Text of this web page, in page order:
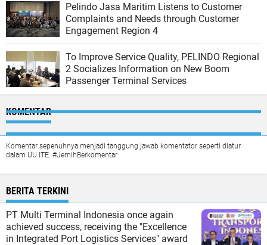
Pelindo Jasa Maritim Listens to Customer
Complaints and Needs through Customer
Engagement Region 4
To Improve Service Quality, PELINDO Regional
2 Socializes Information on New Boom
Passenger Terminal Services
KOMENTAR
Komentar sepenuhnya menjadi tanggung jawab komentator seperti diatur
dalam UU ITE. #JernihBerkomentar
BERITA TERKINI
PT Multi Terminal Indonesia once again
achieved success, receiving the "Excellence
in Integrated Port Logistics Services" award